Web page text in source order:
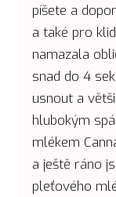
píšete a
a také pro
namazala
snad do 4
usnout a
hlubokým
mlékem
a ještě ráno
pleťového